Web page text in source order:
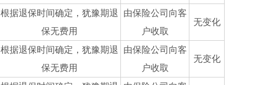
根据退保时间确定，犹豫期退
保无费用
由保险公司向客
户收取
无变化
根据退保时间确定，犹豫期退
保无费用
由保险公司向客
户收取
无变化